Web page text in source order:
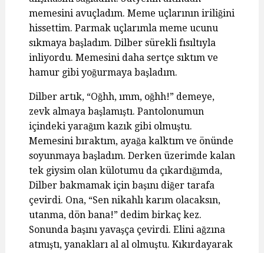
memesini avuçladım. Meme uçlarının iriliğini
hissettim. Parmak uçlarımla meme ucunu
sıkmaya başladım. Dilber sürekli fısıltıyla
inliyordu. Memesini daha sertçe sıktım ve
hamur gibi yoğurmaya başladım.
Dilber artık, “Oğhh, ımm, oğhh!” demeye,
zevk almaya başlamıştı. Pantolonumun
içindeki yarağım kazık gibi olmuştu.
Memesini bıraktım, ayağa kalktım ve önünde
soyunmaya başladım. Derken üzerimde kalan
tek giysim olan külotumu da çıkardığımda,
Dilber bakmamak için başını diğer tarafa
çevirdi. Ona, “Sen nikahlı karım olacaksın,
utanma, dön bana!” dedim birkaç kez.
Sonunda başını yavaşça çevirdi. Elini ağzına
atmıştı, yanakları al al olmuştu. Kıkırdayarak